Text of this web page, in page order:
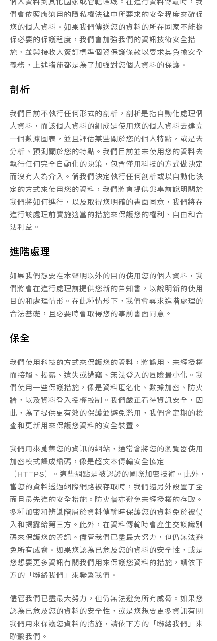
們會依照應適用的隱私權法律中所要求的安全程度來確保
您的個人資料。如果我們傳送您的資料的所在國家不能擔
保必要的保護程度，我們會加強我們的資訊技術安全措
施，並與接收人簽訂標準個資保護條款以要求其負擔安全
義務，上述措施都是為了加強對您個人資料的保護。
剖析
我們目前不執行任何形式的剖析，剖析是指自動化處理個
人資料，而該個人資料的組成是使用您的個人資料去建立
一個數據圖表，並且評估某些關於您的個人特點，或是去
分析、預測關於您的特點。我們目前並未使用您的資料去
執行任何完全自動化的決策，包含僅用科技的方式做決定
而沒有人為介入。倘我們決定執行任何剖析或以自動化決
定的方式來使用您的資料，我們將會提供您事前說明關於
我們將如何進行，以及取得您明確的書面同意，我們將在
進行該處理前實施適當的措施來保護您的權利、自由和合
法利益。
進階處理
如果我們想要在本聲明以外的目的使用您的個人資料，我
們將會在進行處理前提供您新的告知書，以說明新的使用
目的和處理情形。在此種情形下，我們會尋求進階處理的
合法基礎，且必要時會取得您的事前書面同意。
保全
我們使用科技的方式來保護您的資料，將誤用、未經授權
而接觸、揭露、遺失或遭竊、無法登入的風險最小化。我
們使用一些保護措施，像是資料匿名化、數據加密、防火
牆，以及資料登入授權控制。我們嚴正看待資訊安全，因
此，為了提供更有效的保護並避免濫用，我們會定期的檢
查和更新用來保護您資料的安全裝置。
我們用來蒐集您的資訊的網站，通常會將您的瀏覽器使用
加密模式譯成編碼，像是超文本傳輸安全協定
（HTTPS）。這些網點是被認證的國際加密技術。此外，
當您的資料透過網際網路被存取時，我們還另外設置了全
面且最先進的安全措施。防火牆亦避免未經授權的存取。
多種加密和辨識階層於資料傳輸時保護您的資料免於被侵
入和揭露給第三方。此外，在資料傳輸時會產生交談識別
碼來保護您的資訊。儘管我們已盡最大努力，但仍無法避
免所有威脅。如果您認為已危及您的資料的安全性，或是
您想要更多資訊有關我們用來保護您資料的措施，請依下
方的「聯絡我們」來聯繫我們。
儘管我們已盡最大努力，但仍無法避免所有威脅。如果您
認為已危及您的資料的安全性，或是您想要更多資訊有關
我們用來保護您資料的措施，請依下方的「聯絡我們」來
聯繫我們。